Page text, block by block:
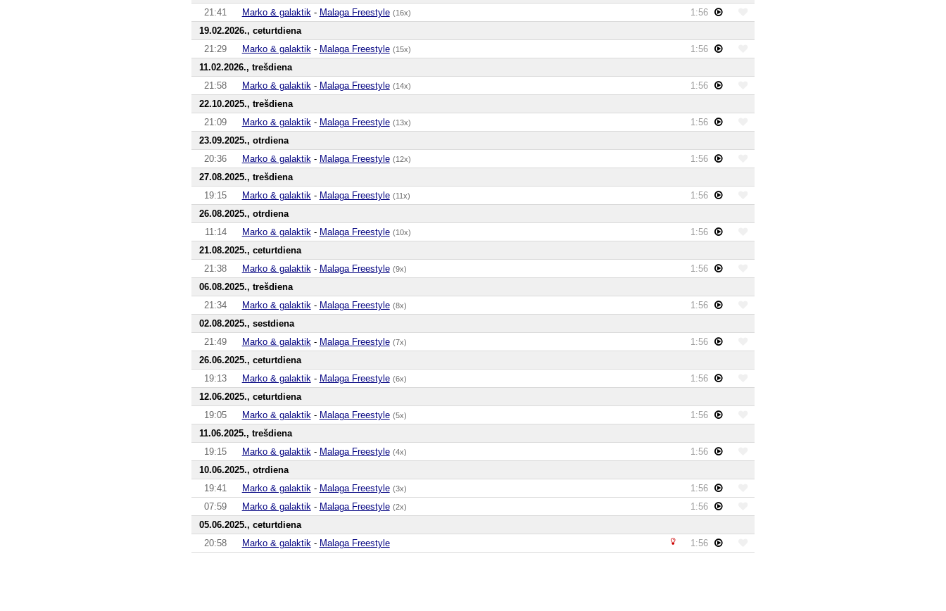
21:41
Marko & galaktik - Malaga Freestyle (16x)
1:56
19.02.2026., ceturtdiena
21:29
Marko & galaktik - Malaga Freestyle (15x)
1:56
11.02.2026., trešdiena
21:58
Marko & galaktik - Malaga Freestyle (14x)
1:56
22.10.2025., trešdiena
21:09
Marko & galaktik - Malaga Freestyle (13x)
1:56
23.09.2025., otrdiena
20:36
Marko & galaktik - Malaga Freestyle (12x)
1:56
27.08.2025., trešdiena
19:15
Marko & galaktik - Malaga Freestyle (11x)
1:56
26.08.2025., otrdiena
11:14
Marko & galaktik - Malaga Freestyle (10x)
1:56
21.08.2025., ceturtdiena
21:38
Marko & galaktik - Malaga Freestyle (9x)
1:56
06.08.2025., trešdiena
21:34
Marko & galaktik - Malaga Freestyle (8x)
1:56
02.08.2025., sestdiena
21:49
Marko & galaktik - Malaga Freestyle (7x)
1:56
26.06.2025., ceturtdiena
19:13
Marko & galaktik - Malaga Freestyle (6x)
1:56
12.06.2025., ceturtdiena
19:05
Marko & galaktik - Malaga Freestyle (5x)
1:56
11.06.2025., trešdiena
19:15
Marko & galaktik - Malaga Freestyle (4x)
1:56
10.06.2025., otrdiena
19:41
Marko & galaktik - Malaga Freestyle (3x)
1:56
07:59
Marko & galaktik - Malaga Freestyle (2x)
1:56
05.06.2025., ceturtdiena
20:58
Marko & galaktik - Malaga Freestyle 1:56